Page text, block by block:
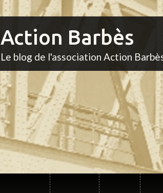
Action Barbès
Le blog de l'association Action